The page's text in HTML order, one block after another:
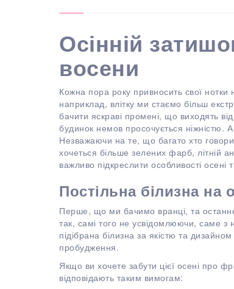
Осінній
восени
Кожна пора року привносить свої
наприклад, влітку ми стаємо більш
бачити яскраві промені, що виходять
будинок немов просочується ніжністю.
Незважаючи на те, що багато хто
хочеться більше зелених фарб, літній
важливо підкреслити особливості осені
Постільна білизна на
Перше, що ми бачимо вранці, та
так, самі того не усвідомлюючи, саме з
підібрана білизна за якістю та
пробудження.
Якщо ви хочете забути цієї осені про
відповідають таким вимогам: